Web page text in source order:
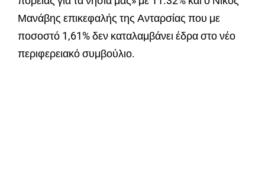
Μανάβης επικεφαλής της Ανταρσίας που με
ποσοστό 1,61% δεν καταλαμβάνει έδρα στο νέο
περιφερειακό συμβούλιο.